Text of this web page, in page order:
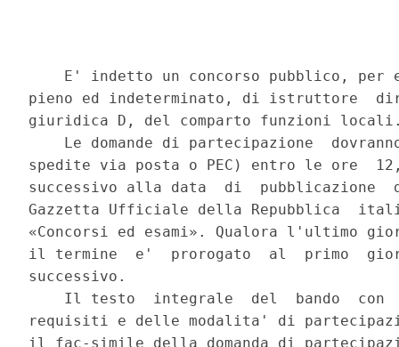
E' indetto un concorso pubblico, per
pieno ed indeterminato, di istruttore
giuridica D, del comparto funzioni
Le domande di partecipazione
spedite via posta o PEC) entro le ore
successivo alla data  di  pubblicazione
Gazzetta Ufficiale della Repubblica
«Concorsi ed esami». Qualora l'ultimo
il termine  e'  prorogato  al  primo
successivo.
Il testo  integrale  del  bando  con
requisiti e delle modalita' di
il fac-simile della domanda di